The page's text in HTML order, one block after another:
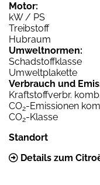
Motor:
kW / PS
Treibstoff
Hubraum
Umweltnormen:
Schadstoffklasse
Umweltplakette
Verbrauch und
Kraftstoffverbr. komb.
CO2-Emissionen
CO2-Klasse
Standort
Details zum